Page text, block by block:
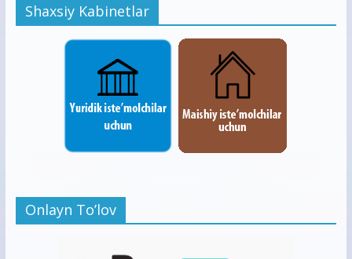
Shaxsiy Kabinetlar
Onlayn To’lov